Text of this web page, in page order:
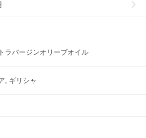
ラバージンオリーブオイル
, ギリシャ